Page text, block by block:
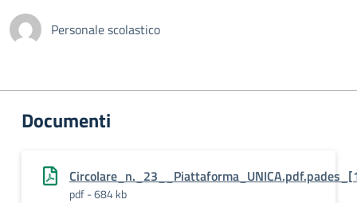
Personale scolastico
Documenti
pdf - 684 kb